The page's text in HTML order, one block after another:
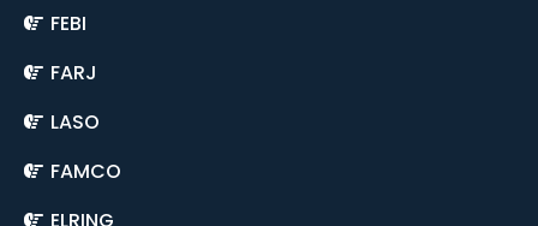
FEBI
FARJ
LASO
FAMCO